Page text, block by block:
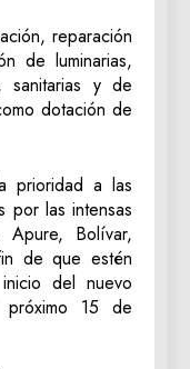
reparación
de luminarias,
sanitarias y de
dotación de
prioridad a las
por las intensas
Bolívar,
de que estén
del nuevo
15 de